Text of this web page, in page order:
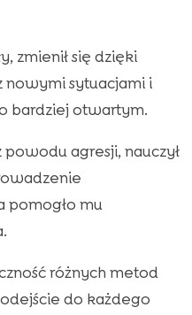
zmienił się dzięki
nowymi sytuacjami i
bardziej otwartym.
agresji, nauczył
pomogło mu
różnych metod
do każdego